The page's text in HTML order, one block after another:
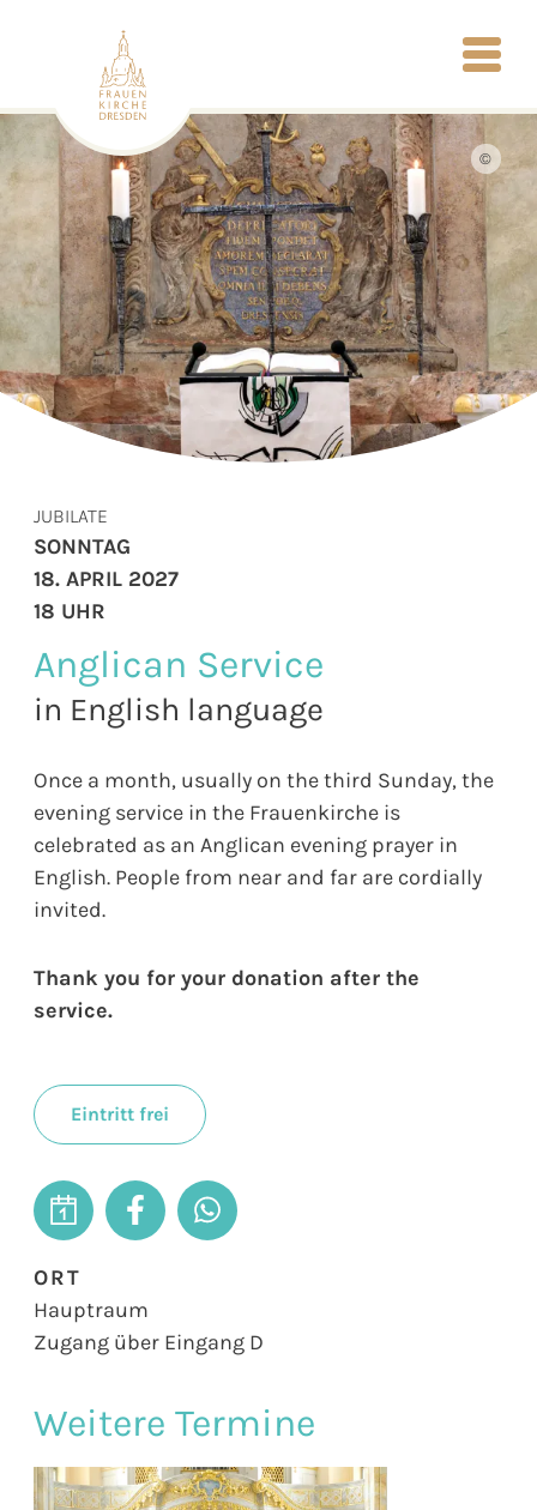
©
Anglican Service
in English language
Once a month, usually on the third Sunday, the
evening service in the Frauenkirche is
celebrated as an Anglican evening prayer in
English. People from near and far are cordially
invited.
Thank you for your donation after the
service.
Eintritt frei
JUBILATE
SONNTAG
18. APRIL 2027
18 UHR
ORT
Hauptraum
Zugang über Eingang D
Weitere Termine